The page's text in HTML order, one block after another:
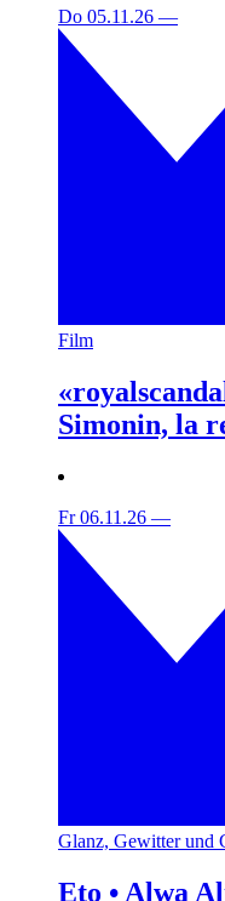
Do 05.11.26 —
Film
Simonin, la
Fr 06.11.26 —
Glanz, Gewitter und
Eto • Alwa